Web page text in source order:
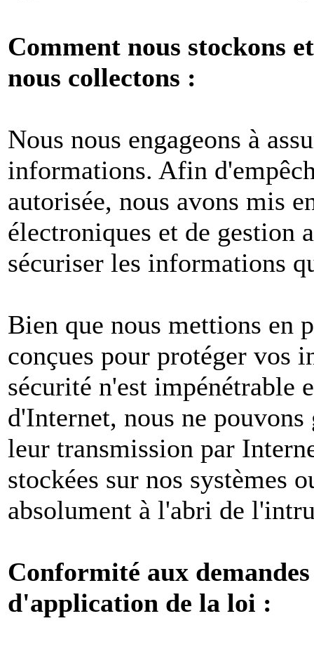
Comment nous stockons
nous collectons :
Nous nous engageons à
informations. Afin
autorisée, nous avons mis
électroniques et de gestion
sécuriser les informations
Bien que nous mettions en
conçues pour protéger vos
sécurité n'est impénétrable
d'Internet, nous ne
leur transmission par
stockées sur nos systèmes
absolument à l'abri de
Conformité aux
d'application de la loi :